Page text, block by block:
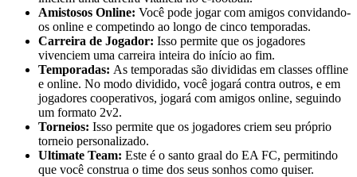
Amistosos Online: Você pode jogar com amigos convidando-
os online e competindo ao longo de cinco temporadas.
Carreira de Jogador: Isso permite que os jogadores
vivenciem uma carreira inteira do início ao fim.
Temporadas: As temporadas são divididas em classes offline
e online. No modo dividido, você jogará contra outros, e em
jogadores cooperativos, jogará com amigos online, seguindo
um formato 2v2.
Torneios: Isso permite que os jogadores criem seu próprio
torneio personalizado.
Ultimate Team: Este é o santo graal do EA FC, permitindo
que você construa o time dos seus sonhos como quiser.